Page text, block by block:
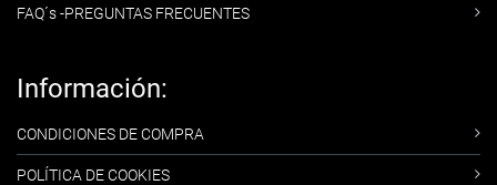
FAQ´s -PREGUNTAS FRECUENTES
Información:
CONDICIONES DE COMPRA
POLÍTICA DE COOKIES